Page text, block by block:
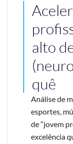
alto
quê
Análise de
esportes,
de “jovem
excelência